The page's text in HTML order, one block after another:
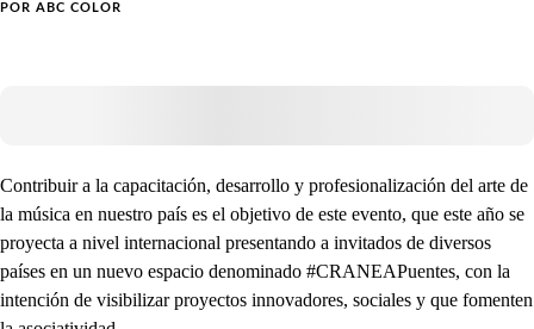
POR ABC COLOR
Contribuir a la capacitación, desarrollo y profesionalización del arte de
la música en nuestro país es el objetivo de este evento, que este año se
proyecta a nivel internacional presentando a invitados de diversos
países en un nuevo espacio denominado #CRANEAPuentes, con la
intención de visibilizar proyectos innovadores, sociales y que fomenten